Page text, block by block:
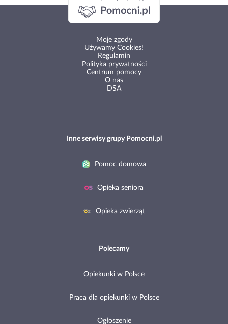
Moje zgody
Używamy Cookies!
Regulamin
Polityka prywatności
Centrum pomocy
O nas
DSA
Inne serwisy grupy Pomocni.pl
Pomoc domowa
Opieka seniora
Opieka zwierząt
Polecamy
Opiekunki w Polsce
Praca dla opiekunki w Polsce
Ogłoszenie